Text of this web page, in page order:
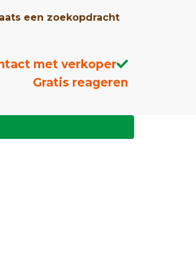
een zoekopdracht
met verkoper
Gratis reageren